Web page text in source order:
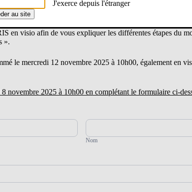
à la rentrée prochaine ?
en visio afin de vous expliquer les différentes étapes du
».
le mercredi 12 novembre 2025 à 10h00, également en
novembre 2025 à 10h00 en complétant le formulaire ci-
Nom
Nom
J'exerce depuis l'étranger
au site